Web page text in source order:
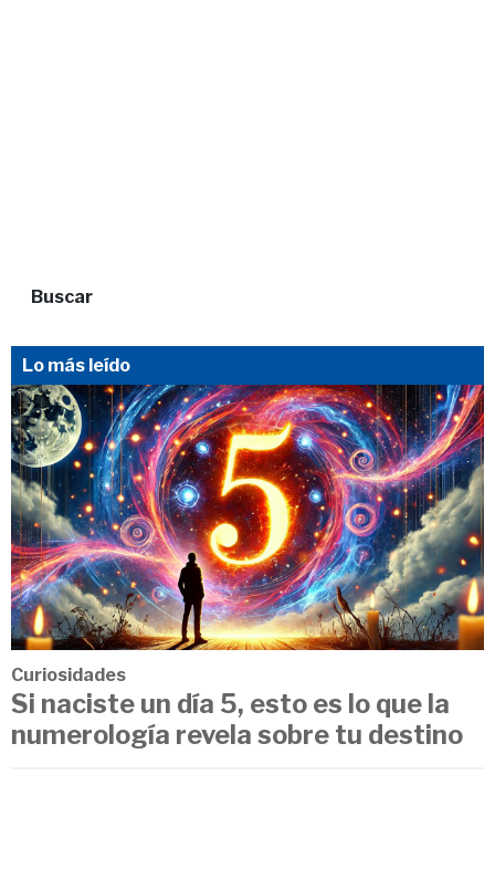
Buscar
Lo más leído
Curiosidades
Si naciste un día 5, esto es lo que la
numerología revela sobre tu destino